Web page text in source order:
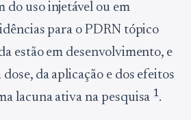
do uso injetável ou em
para o PDRN tópico
estão em desenvolvimento, e
da aplicação e dos efeitos
lacuna ativa na pesquisa1.